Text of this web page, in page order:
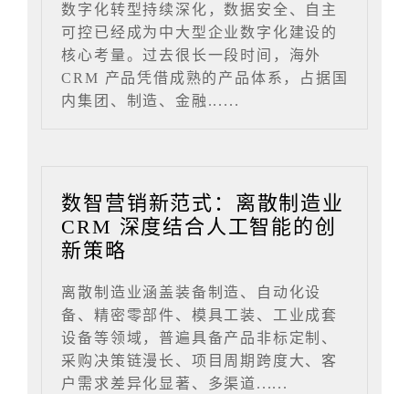
数字化转型持续深化，数据安全、自主
可控已经成为中大型企业数字化建设的
核心考量。过去很长一段时间，海外
CRM 产品凭借成熟的产品体系，占据国
内集团、制造、金融......
数智营销新范式：离散制造业
CRM 深度结合人工智能的创
新策略
离散制造业涵盖装备制造、自动化设
备、精密零部件、模具工装、工业成套
设备等领域，普遍具备产品非标定制、
采购决策链漫长、项目周期跨度大、客
户需求差异化显著、多渠道......